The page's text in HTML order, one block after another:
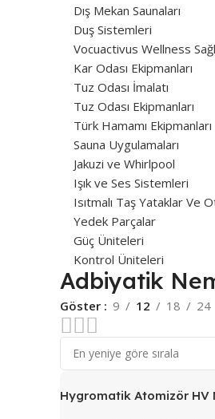
Dış Mekan Saunaları
Duş Sistemleri
Vocuactivus Wellness
Kar Odası Ekipmanları
Tuz Odası İmalatı
Tuz Odası Ekipmanları
Türk Hamamı Ekipmanları
Sauna Uygulamaları
Jakuzi ve Whirlpool
Işık ve Ses Sistemleri
Isıtmalı Taş Yataklar Ve
Yedek Parçalar
Güç Üniteleri
Kontrol Üniteleri
Adbiyatik
Göster 9 12 18 24
Hygromatik Atomizör HV